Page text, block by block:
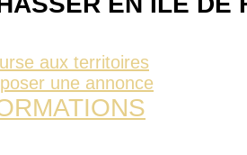
aux territoires
une annonce